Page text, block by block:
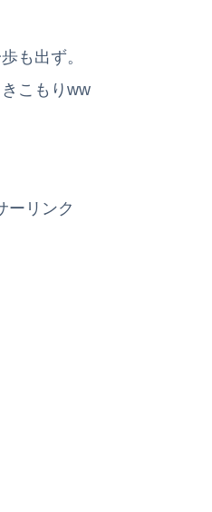
も出ず。
こもりww
ーリンク